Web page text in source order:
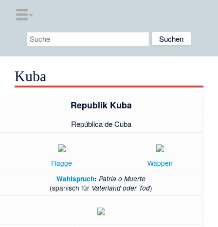
Kuba
Republik Kuba
República de Cuba
Flagge Wappen
Wahlspruch: Patria o Muerte
(spanisch für Vaterland oder Tod)